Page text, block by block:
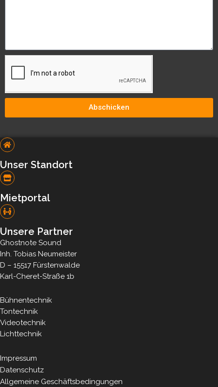
Abschicken
Unser Standort​
Mietportal
Unsere Partner
Ghostnote Sound
Inh. Tobias Neumeister
D – 15517 Fürstenwalde
Karl-Cheret-Straße 1b
Bühnentechnik
Tontechnik
Videotechnik
Lichttechnik
Impressum
Datenschutz
Allgemeine Geschäftsbedingungen